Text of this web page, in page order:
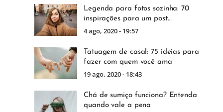
Legenda para fotos sozinha: 70
inspirações para um post…
4 ago, 2020 - 19:57
Tatuagem de casal: 75 ideias para
fazer com quem você ama
19 ago, 2020 - 18:43
Chá de sumiço funciona? Entenda
quando vale a pena